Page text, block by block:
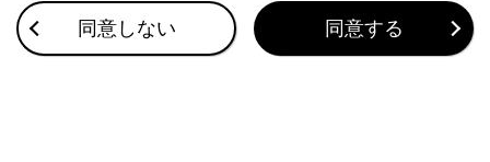
このページは役に立ちましたか？
同意しない 同意する